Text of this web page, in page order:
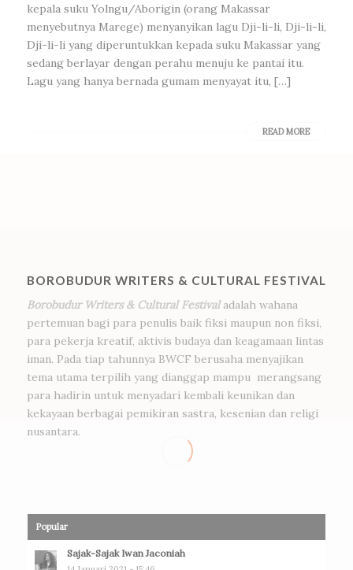
kepala suku Yolngu/Aborigin (orang Makassar
menyebutnya Marege) menyanyikan lagu Dji-li-li, Dji-li-li,
Dji-li-li yang diperuntukkan kepada suku Makassar yang
sedang berlayar dengan perahu menuju ke pantai itu.
Lagu yang hanya bernada gumam menyayat itu, […]
READ MORE
BOROBUDUR WRITERS & CULTURAL FESTIVAL
Borobudur Writers & Cultural Festivaladalah wahana
pertemuan bagi para penulis baik fiksi maupun non fiksi,
para pekerja kreatif, aktivis budaya dan keagamaan lintas
iman. Pada tiap tahunnya BWCF berusaha menyajikan
tema utama terpilih yang dianggap mampu merangsang
para hadirin untuk menyadari kembali keunikan dan
kekayaan berbagai pemikiran sastra, kesenian dan religi
nusantara.
Popular
Sajak-Sajak Iwan Jaconiah